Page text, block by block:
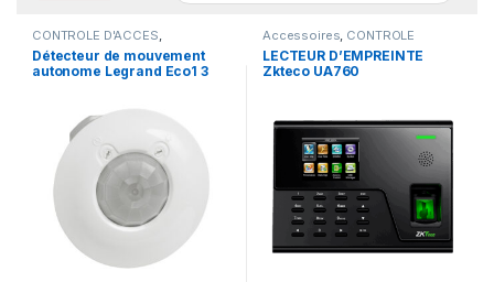
CONTROLE D'ACCES,
ELECTRONIQUE & DOMOTIQUE
Détecteur de mouvement
autonome Legrand Eco1 3
Accessoires, CONTROLE
D'ACCES,ELECTRONIQUE &
DOMOTIQUE,LECTEURS
D'EMPRUNTE ET SECURITES
LECTEUR D’EMPREINTE
Zkteco UA760